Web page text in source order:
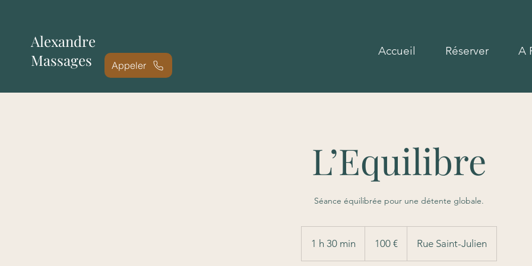
Alexandre
Massages
Appeler
Accueil Réserver A
L’Equilibre
Séance équilibrée pour une détente globale.
1 h 30 min
3
100 € Rue Saint-Julien